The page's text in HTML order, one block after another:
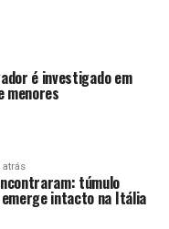
é investigado em
menores
atrás
túmulo
intacto na Itália